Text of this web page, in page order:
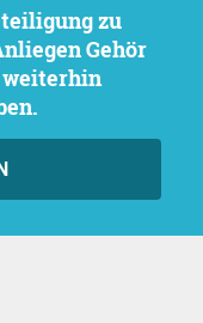
Gehör
weiterhin